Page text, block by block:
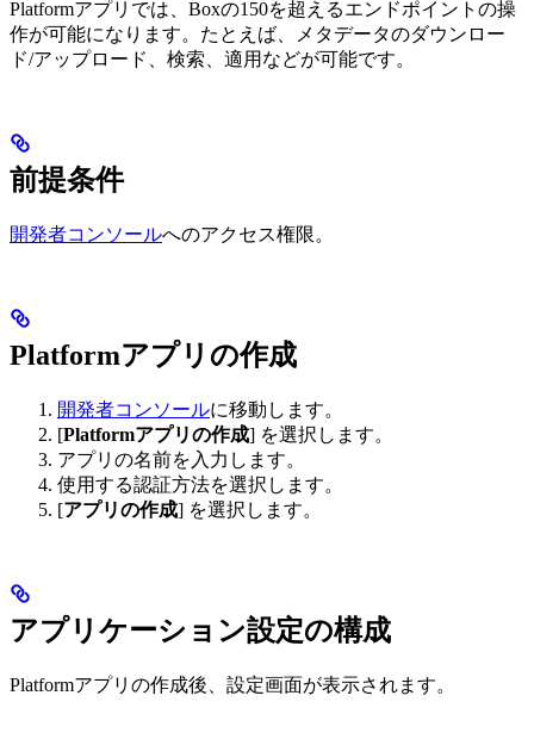
Platformアプリでは、Boxの150を超えるエンドポイントの操
作が可能になります。たとえば、メタデータのダウンロー
ド/アップロード、検索、適用などが可能です。
前提条件
開発者コンソールへのアクセス権限。
Platformアプリの作成
開発者コンソールに移動します。
[Platformアプリの作成] を選択します。
アプリの名前を入力します。
使用する認証方法を選択します。
[アプリの作成] を選択します。
アプリケーション設定の構成
Platformアプリの作成後、設定画面が表示されます。